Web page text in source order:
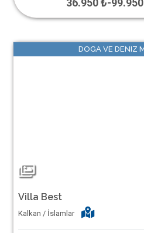
36.950 ₺-
DOGA VE DENIZ
Villa Best
Kalkan / İslamlar